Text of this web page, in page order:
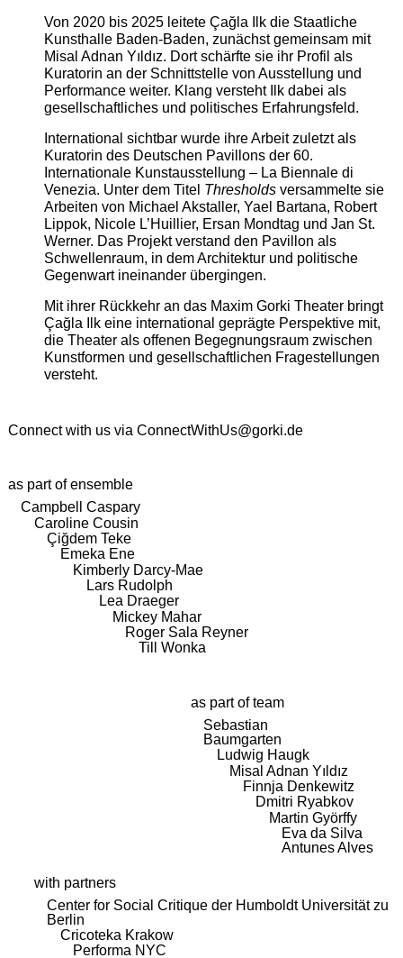
Von 2020 bis 2025 leitete Çağla Ilk die Staatliche
Kunsthalle Baden-Baden, zunächst gemeinsam mit
Misal Adnan Yıldız. Dort schärfte sie ihr Profil als
Kuratorin an der Schnittstelle von Ausstellung und
Performance weiter. Klang versteht Ilk dabei als
gesellschaftliches und politisches Erfahrungsfeld.
International sichtbar wurde ihre Arbeit zuletzt als
Kuratorin des Deutschen Pavillons der 60.
Internationale Kunstausstellung – La Biennale di
Venezia. Unter dem Titel Thresholdsversammelte sie
Arbeiten von Michael Akstaller, Yael Bartana, Robert
Lippok, Nicole L’Huillier, Ersan Mondtag und Jan St.
Werner. Das Projekt verstand den Pavillon als
Schwellenraum, in dem Architektur und politische
Gegenwart ineinander übergingen.
Mit ihrer Rückkehr an das Maxim Gorki Theater bringt
Çağla Ilk eine international geprägte Perspektive mit,
die Theater als offenen Begegnungsraum zwischen
Kunstformen und gesellschaftlichen Fragestellungen
versteht.
Connect with us via ConnectWithUs@gorki.de
as part of ensemble
Campbell Caspary
Caroline Cousin
Çiğdem Teke
Emeka Ene
Kimberly Darcy-Mae
Lars Rudolph
Lea Draeger
Mickey Mahar
Roger Sala Reyner
Till Wonka
as part of team
Sebastian
Baumgarten
Ludwig Haugk
Misal Adnan Yıldız
Finnja Denkewitz
Dmitri Ryabkov
Martin Györffy
Eva da Silva
Antunes Alves
with partners
Center for Social Critique der Humboldt Universität zu
Berlin
Cricoteka Krakow
Performa NYC